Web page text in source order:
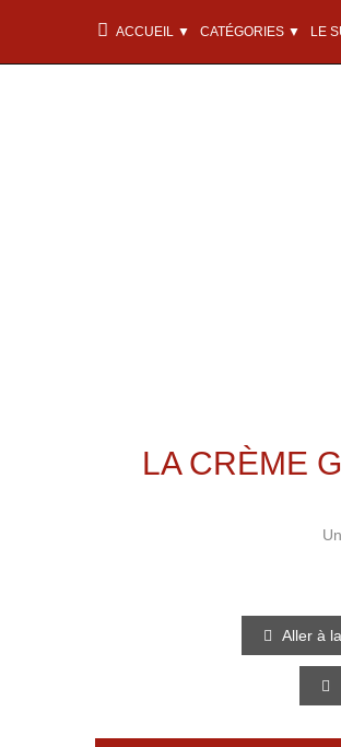
ACCUEIL ▼ CATÉGORIES ▼ LE
LA CRÈME
Aller à